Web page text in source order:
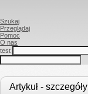
Szukaj
Przeglądaj
Pomoc
O nas
test
Artykuł - szczegóły